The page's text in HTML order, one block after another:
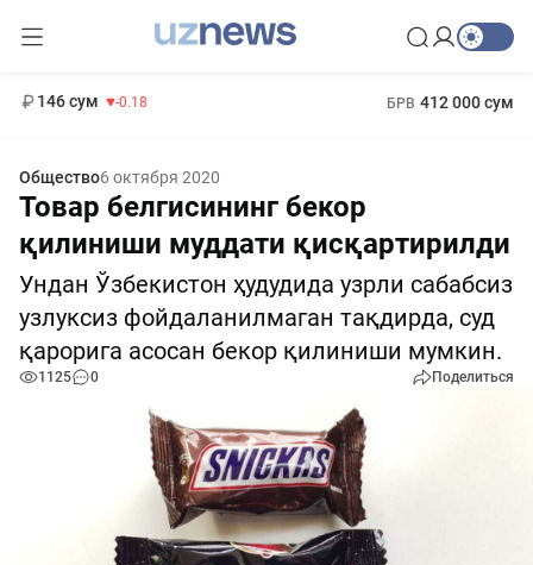
146 сум -0.18 БРВ 412 000 сум
Общество6 октября 2020
Товар белгисининг бекор
қилиниши муддати қисқартирилди
Ундан Ўзбекистон ҳудудида узрли сабабсиз
узлуксиз фойдаланилмаган тақдирда, суд
қарорига асосан бекор қилиниши мумкин.
1125 0 Поделиться